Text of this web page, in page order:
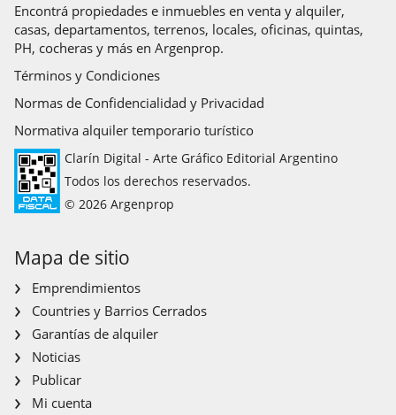
Encontrá propiedades e inmuebles en venta y alquiler,
casas, departamentos, terrenos, locales, oficinas, quintas,
PH, cocheras y más en Argenprop.
Términos y Condiciones
Normas de Confidencialidad y Privacidad
Normativa alquiler temporario turístico
Clarín Digital - Arte Gráfico Editorial Argentino
Todos los derechos reservados.
© 2026 Argenprop
Mapa de sitio
Emprendimientos
Countries y Barrios Cerrados
Garantías de alquiler
Noticias
Publicar
Mi cuenta